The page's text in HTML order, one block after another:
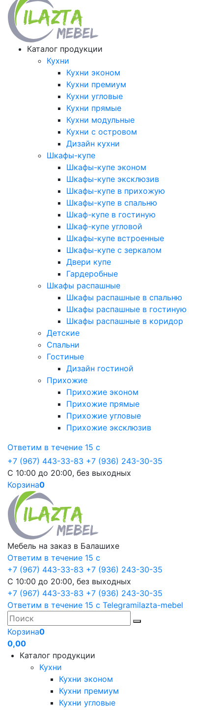
Каталог продукции
Кухни
Кухни эконом
Кухни премиум
Кухни угловые
Кухни прямые
Кухни модульные
Кухни с островом
Дизайн кухни
Шкафы-купе
Шкафы-купе эконом
Шкафы-купе эксклюзив
Шкафы-купе в прихожую
Шкафы-купе в спальню
Шкаф-купе в гостиную
Шкаф-купе угловой
Шкафы-купе встроенные
Шкафы-купе с зеркалом
Двери купе
Гардеробные
Шкафы распашные
Шкафы распашные в спальню
Шкафы распашные в гостиную
Шкафы распашные в коридор
Детские
Спальни
Гостиные
Дизайн гостиной
Прихожие
Прихожие эконом
Прихожие прямые
Прихожие угловые
Прихожие эксклюзив
Ответим в течение 15 с
+7 (967) 443-33-83 +7 (936) 243-30-35
С 10:00 до 20:00, без выходных
Корзина0
Мебель на заказ в Балашихе
Ответим в течение 15 с
+7 (967) 443-33-83 +7 (936) 243-30-35
С 10:00 до 20:00, без выходных
+7 (967) 443-33-83 +7 (936) 243-30-35
Ответим в течение 15 с Telegramilazta-mebel
Корзина0
0,00
Каталог продукции
Кухни
Кухни эконом
Кухни премиум
Кухни угловые